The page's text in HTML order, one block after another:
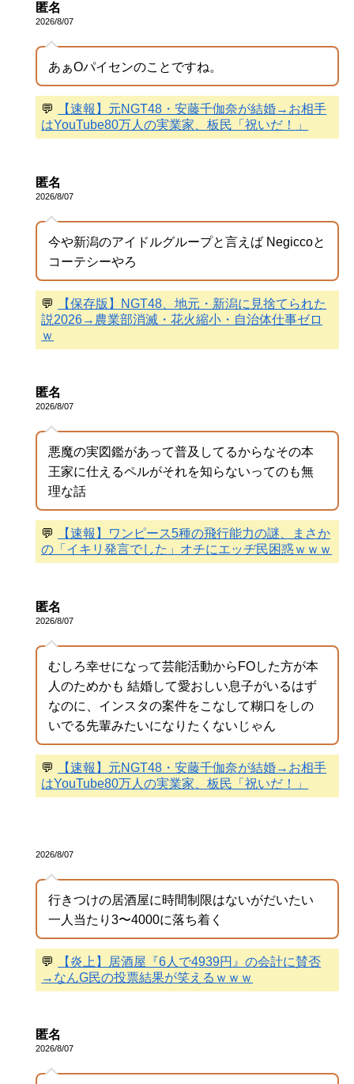
匿名
2026/8/07
あぁOパイセンのことですね。
💬
【速報】元NGT48・安藤千伽奈が結婚→お相手
はYouTube80万人の実業家、板民「祝いだ！」
匿名
2026/8/07
今や新潟のアイドルグループと言えば Negiccoと
コーテシーやろ
💬
【保存版】NGT48、地元・新潟に見捨てられた
説2026→農業部消滅・花火縮小・自治体仕事ゼロ
ｗ
匿名
2026/8/07
悪魔の実図鑑があって普及してるからなその本
王家に仕えるペルがそれを知らないってのも無
理な話
💬
【速報】ワンピース5種の飛行能力の謎、まさか
の「イキリ発言でした」オチにエッヂ民困惑ｗｗｗ
匿名
2026/8/07
むしろ幸せになって芸能活動からFOした方が本
人のためかも 結婚して愛おしい息子がいるはず
なのに、インスタの案件をこなして糊口をしの
いでる先輩みたいになりたくないじゃん
💬
【速報】元NGT48・安藤千伽奈が結婚→お相手
はYouTube80万人の実業家、板民「祝いだ！」
2026/8/07
行きつけの居酒屋に時間制限はないがだいたい
一人当たり3〜4000に落ち着く
💬
【炎上】居酒屋『6人で4939円』の会計に賛否
→なんG民の投票結果が笑えるｗｗｗ
匿名
2026/8/07